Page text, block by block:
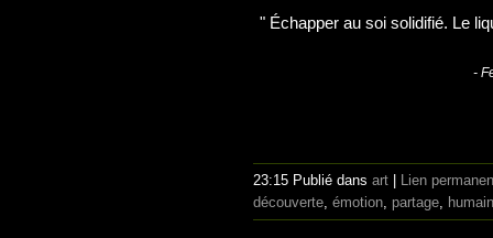
" Échapper au soi solidifié. Le
-
23:15 Publié dans art
Lien
découverte émotion partage humain